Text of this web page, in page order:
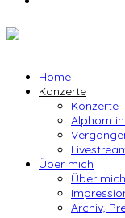
Home
Konzerte
Konzerte
Alphorn
Über mich
Über mich
Archiv,